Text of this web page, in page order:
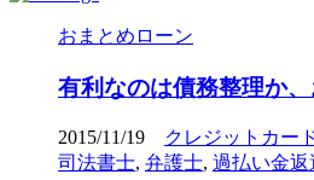
おまとめローン
有利なのは債務整理か
2015/11/19 クレジットカー
司法書士, 弁護士, 過払い金返